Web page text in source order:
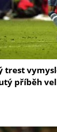
trest
příběh